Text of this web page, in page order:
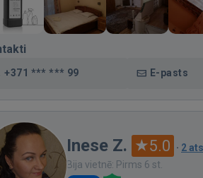
+371 *** *** 99 E-pasts
Inese Z. 5.0 · 2
Bija vietnē: Pirms 6 st.